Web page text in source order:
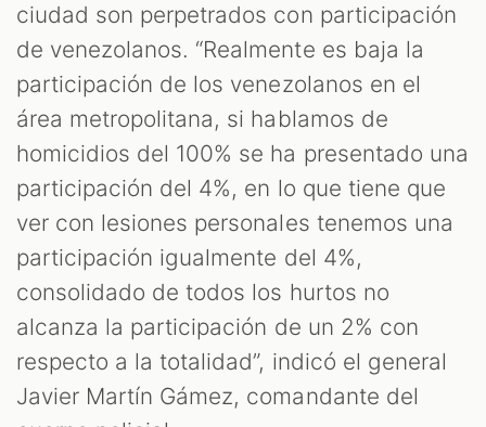
ciudad son perpetrados con participación
de venezolanos. “Realmente es baja la
participación de los venezolanos en el
área metropolitana, si hablamos de
homicidios del 100% se ha presentado una
participación del 4%, en lo que tiene que
ver con lesiones personales tenemos una
participación igualmente del 4%,
consolidado de todos los hurtos no
alcanza la participación de un 2% con
respecto a la totalidad”, indicó el general
Javier Martín Gámez, comandante del